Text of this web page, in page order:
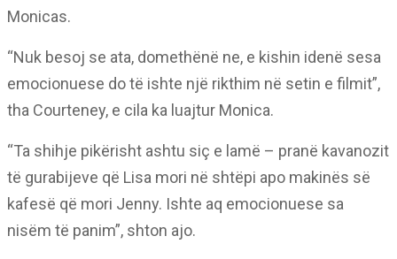
Monicas.
“Nuk besoj se ata, domethënë ne, e kishin idenë sesa
emocionuese do të ishte një rikthim në setin e filmit”,
tha Courteney, e cila ka luajtur Monica.
“Ta shihje pikërisht ashtu siç e lamë – pranë kavanozit
të gurabijeve që Lisa mori në shtëpi apo makinës së
kafesë që mori Jenny. Ishte aq emocionuese sa
nisëm të panim”, shton ajo.